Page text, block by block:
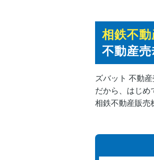
土地
戸建て
相鉄不
不動産売
ズバット 不動
だから、はじめ
相鉄不動産販売